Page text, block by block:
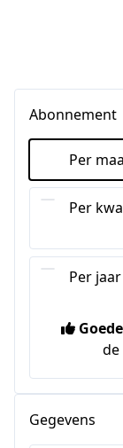
Abonnement
Per
Per
Per jaar
de
Gegevens